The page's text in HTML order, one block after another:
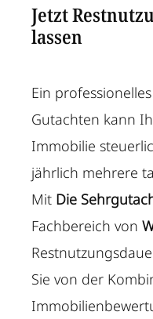
Jetzt
lassen
Ein
Gutachten kann
Immobilie
jährlich mehrere
Mit Die
Fachbereich von
Sie von der